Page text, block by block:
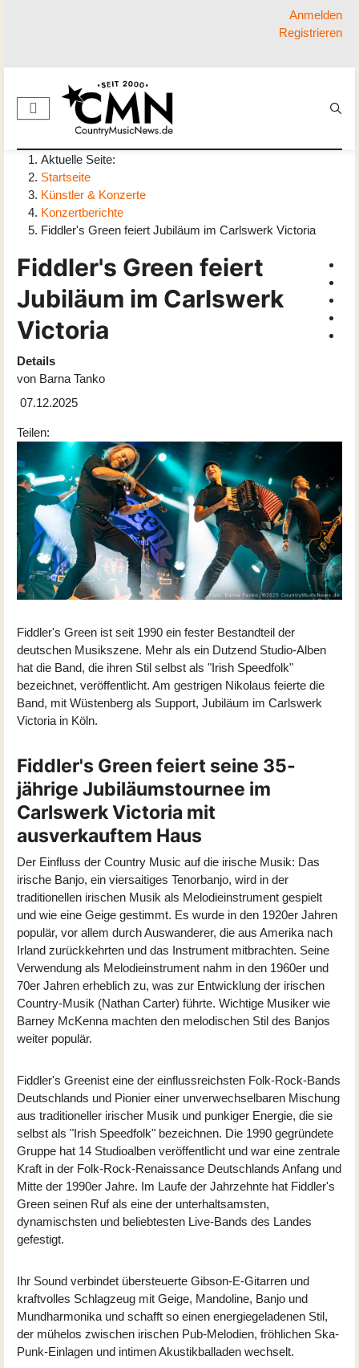
Anmelden
Registrieren
Aktuelle Seite:
Startseite
Künstler & Konzerte
Konzertberichte
Fiddler's Green feiert Jubiläum im Carlswerk Victoria
Fiddler's Green feiert
Jubiläum im Carlswerk
Victoria
Details
von Barna Tanko
07.12.2025
Teilen:
Fiddler's Green ist seit 1990 ein fester Bestandteil der
deutschen Musikszene. Mehr als ein Dutzend Studio-Alben
hat die Band, die ihren Stil selbst als "Irish Speedfolk"
bezeichnet, veröffentlicht. Am gestrigen Nikolaus feierte die
Band, mit Wüstenberg als Support, Jubiläum im Carlswerk
Victoria in Köln.
Fiddler's Green feiert seine 35-
jährige Jubiläumstournee im
Carlswerk Victoria mit
ausverkauftem Haus
Der Einfluss der Country Music auf die irische Musik: Das
irische Banjo, ein viersaitiges Tenorbanjo, wird in der
traditionellen irischen Musik als Melodieinstrument gespielt
und wie eine Geige gestimmt. Es wurde in den 1920er Jahren
populär, vor allem durch Auswanderer, die aus Amerika nach
Irland zurückkehrten und das Instrument mitbrachten. Seine
Verwendung als Melodieinstrument nahm in den 1960er und
70er Jahren erheblich zu, was zur Entwicklung der irischen
Country-Musik (Nathan Carter) führte. Wichtige Musiker wie
Barney McKenna machten den melodischen Stil des Banjos
weiter populär.
Fiddler's Greenist eine der einflussreichsten Folk-Rock-Bands
Deutschlands und Pionier einer unverwechselbaren Mischung
aus traditioneller irischer Musik und punkiger Energie, die sie
selbst als "Irish Speedfolk" bezeichnen. Die 1990 gegründete
Gruppe hat 14 Studioalben veröffentlicht und war eine zentrale
Kraft in der Folk-Rock-Renaissance Deutschlands Anfang und
Mitte der 1990er Jahre. Im Laufe der Jahrzehnte hat Fiddler's
Green seinen Ruf als eine der unterhaltsamsten,
dynamischsten und beliebtesten Live-Bands des Landes
gefestigt.
Ihr Sound verbindet übersteuerte Gibson-E-Gitarren und
kraftvolles Schlagzeug mit Geige, Mandoline, Banjo und
Mundharmonika und schafft so einen energiegeladenen Stil,
der mühelos zwischen irischen Pub-Melodien, fröhlichen Ska-
Punk-Einlagen und intimen Akustikballaden wechselt.